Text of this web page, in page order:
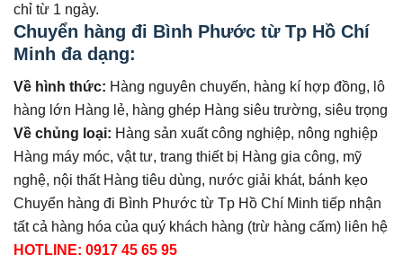
chỉ từ 1 ngày.
Chuyển hàng đi Bình Phước từ Tp Hồ Chí
Minh đa dạng:
Về hình thức: Hàng nguyên chuyến, hàng kí hợp đồng, lô
hàng lớn Hàng lẻ, hàng ghép Hàng siêu trường, siêu trọng
Về chủng loại: Hàng sản xuất công nghiệp, nông nghiệp
Hàng máy móc, vật tư, trang thiết bị Hàng gia công, mỹ
nghệ, nội thất Hàng tiêu dùng, nước giải khát, bánh kẹo
Chuyển hàng đi Bình Phước từ Tp Hồ Chí Minh tiếp nhận
tất cả hàng hóa của quý khách hàng (trừ hàng cấm) liên hệ
HOTLINE: 0917 45 65 95